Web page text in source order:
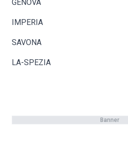
GENOVA
IMPERIA
SAVONA
LA-SPEZIA
Banner